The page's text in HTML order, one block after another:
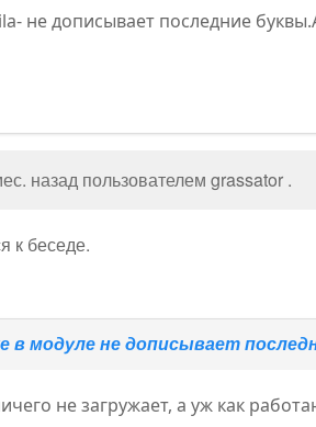
не дописывает последние
назад пользователемgrassator .
к беседе.
в модуле не дописывает
не загружает, а уж как